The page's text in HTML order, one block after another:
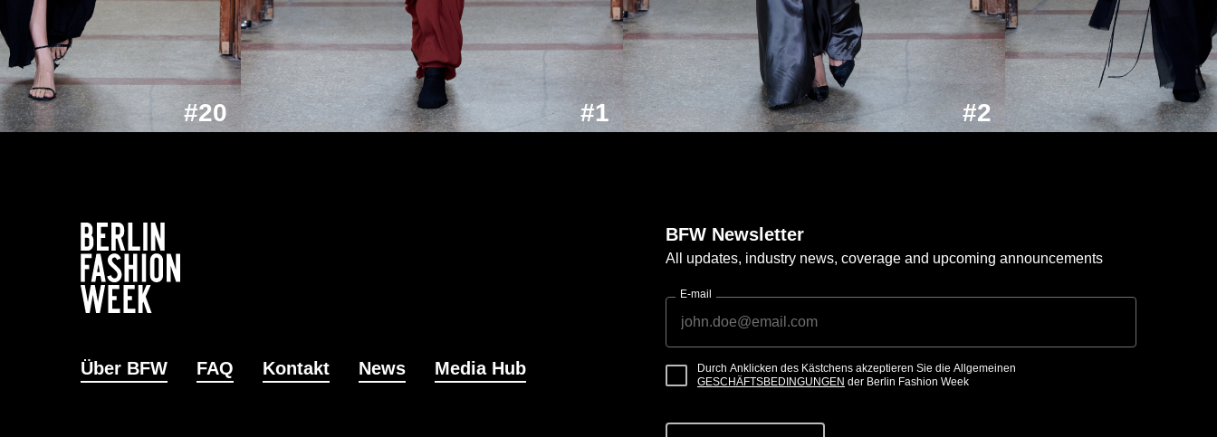
#20 #1 #2
Über BFW FAQ Kontakt News Media Hub
BFW Newsletter
All updates, industry news, coverage and upcoming announcements
E-mail
Durch Anklicken des Kästchens akzeptieren Sie die Allgemeinen
GESCHÄFTSBEDINGUNGEN der Berlin Fashion Week